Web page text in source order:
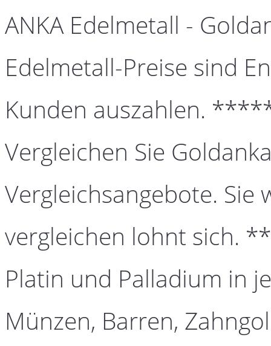
ANKA Edelmetall -
Edelmetall-Preise sind
Kunden auszahlen.
Vergleichen Sie
Vergleichsangebote. Sie
vergleichen lohnt sich.
Platin und Palladium in
Münzen, Barren,